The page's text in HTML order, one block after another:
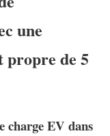
une
propre de 5
charge EV dans